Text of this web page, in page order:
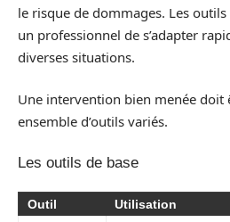
le risque de dommages. Les
un professionnel de s’adapter
diverses situations.
Une intervention bien menée doit
ensemble d’outils variés.
Les outils de base
Outil Utilisation